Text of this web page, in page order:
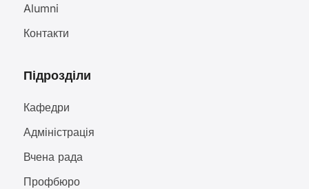
Alumni
Контакти
Підрозділи
Кафедри
Адміністрація
Вчена рада
Профбюро